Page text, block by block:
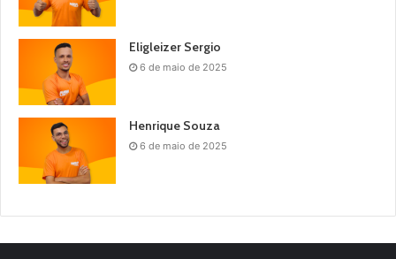
Eligleizer Sergio
6 de maio de 2025
Henrique Souza
6 de maio de 2025